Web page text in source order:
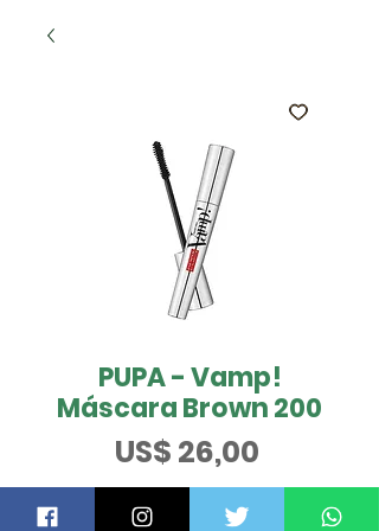
PUPA - Vamp!
Máscara Brown 200
US$ 26,00Preço
QUER SABER MAIS?